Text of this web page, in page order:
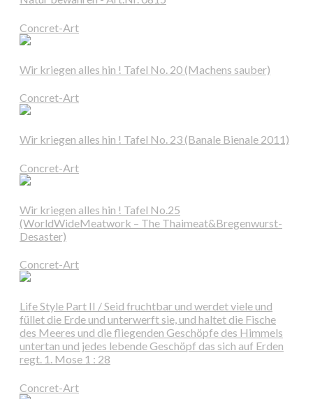
Concret-Art
Wir kriegen alles hin ! Tafel No. 20 (Machens sauber)
Concret-Art
Wir kriegen alles hin ! Tafel No. 23 (Banale Bienale 2011)
Concret-Art
Wir kriegen alles hin ! Tafel No.25
(WorldWideMeatwork – The Thaimeat&Bregenwurst-
Desaster)
Concret-Art
Life Style Part II / Seid fruchtbar und werdet viele und
füllet die Erde und unterwerft sie, und haltet die Fische
des Meeres und die fliegenden Geschöpfe des Himmels
untertan und jedes lebende Geschöpf das sich auf Erden
regt. 1. Mose 1 : 28
Concret-Art